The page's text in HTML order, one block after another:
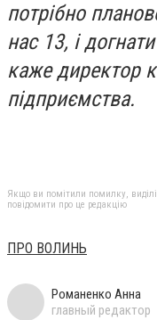
потрібно
нас 13, і
каже директор
підприємства.
Якщо ви помітили помилку,
повідомити про це редакцію
ПРО ВОЛИНЬ
Романенко Анна
главный редактор